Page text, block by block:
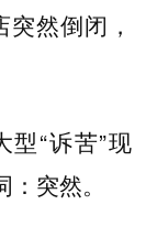
然倒闭，
“诉苦”现
突然。